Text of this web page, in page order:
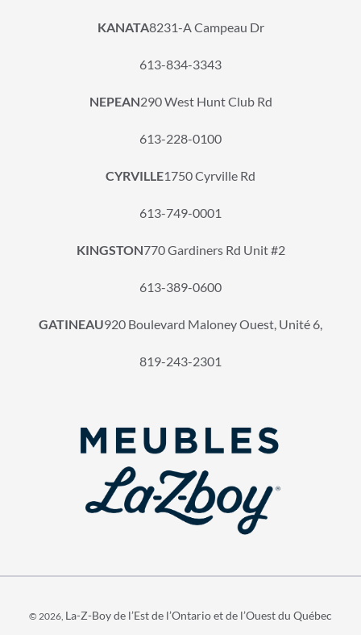
KANATA8231-A Campeau Dr
613-834-3343
NEPEAN290 West Hunt Club Rd
613-228-0100
CYRVILLE1750 Cyrville Rd
613-749-0001
KINGSTON770 Gardiners Rd Unit #2
613-389-0600
GATINEAU920 Boulevard Maloney Ouest, Unité 6,
819-243-2301
© 2026, La-Z-Boy de l’Est de l’Ontario et de l’Ouest du Québec